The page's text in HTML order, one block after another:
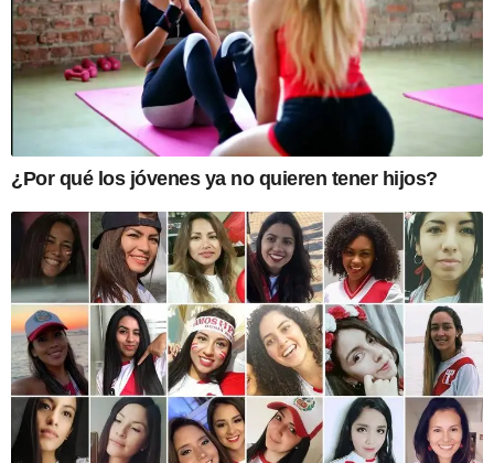
¿Por qué los jóvenes ya no quieren tener hijos?